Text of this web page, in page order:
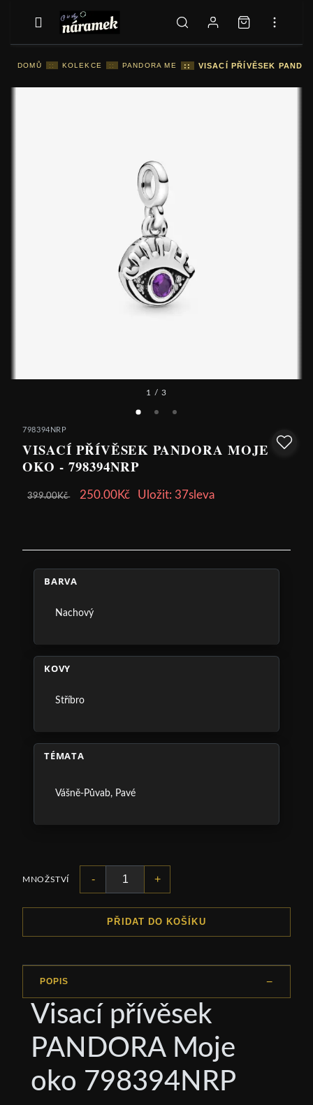
DOMŮ :: KOLEKCE :: PANDORA ME :: VISACÍ PŘÍVĚSEK
1 / 3
798394NRP
VISACÍ PŘÍVĚSEK PANDORA MOJE
OKO - 798394NRP
399.00Kč 250.00Kč Uložit: 37sleva
BARVA
Nachový
KOVY
Stříbro
TÉMATA
Vášně-Půvab, Pavé
MNOŽSTVÍ - +
PŘIDAT DO KOŠÍKU
POPIS
Visací přívěsek
PANDORA Moje
oko 798394NRP